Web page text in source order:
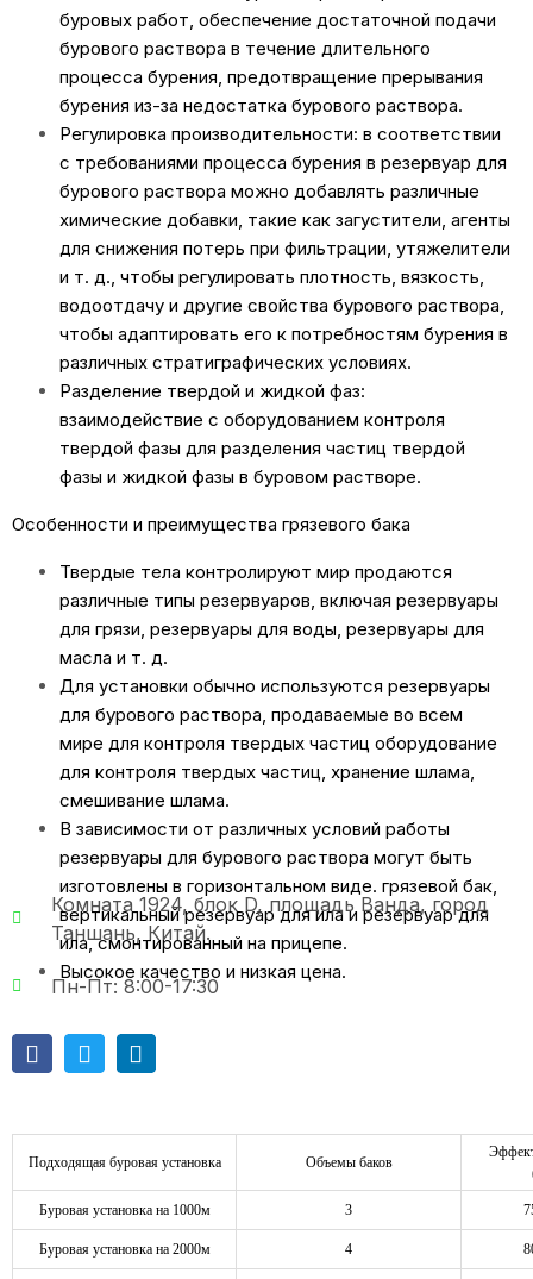
буровых работ, обеспечение достаточной подачи
бурового раствора в течение длительного
процесса бурения, предотвращение прерывания
бурения из-за недостатка бурового раствора.
Регулировка производительности: в соответствии
с требованиями процесса бурения в резервуар для
бурового раствора можно добавлять различные
химические добавки, такие как загустители, агенты
для снижения потерь при фильтрации, утяжелители
и т. д., чтобы регулировать плотность, вязкость,
водоотдачу и другие свойства бурового раствора,
чтобы адаптировать его к потребностям бурения в
различных стратиграфических условиях.
Разделение твердой и жидкой фаз:
взаимодействие с оборудованием контроля
твердой фазы для разделения частиц твердой
фазы и жидкой фазы в буровом растворе.
Особенности и преимущества грязевого бака
Твердые тела контролируют мир продаются
различные типы резервуаров, включая резервуары
для грязи, резервуары для воды, резервуары для
масла и т. д.
Для установки обычно используются резервуары
для бурового раствора, продаваемые во всем
мире для контроля твердых частиц оборудование
для контроля твердых частиц , хранение шлама,
смешивание шлама.
В зависимости от различных условий работы
резервуары для бурового раствора могут быть
изготовлены в горизонтальном виде. грязевой бак
вертикальный резервуар для ила и резервуар для
ила, смонтированный на прицепе.
Высокое качество и низкая цена.
Комната 1924, блок D, площадь Ванда, город
Таншань, Китай.
Пн-Пт: 8:00-17:30
Подходящая буровая установка Объемы баков
Буровая установка на 1000м 3
Буровая установка на 2000м 4